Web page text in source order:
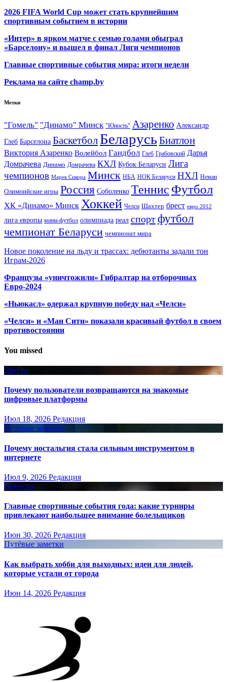
2026 FIFA World Cup может стать крупнейшим
спортивным событием в истории
«Интер» в ярком матче с семью голами обыграл
«Барселону» и вышел в финал Лиги чемпионов
Главные спортивные события мира: итоги недели
Реклама на сайте champ.by
Метки
"Гомель" "Динамо" Минск "Юность" Азаренко Александр
Глеб Барселона Баскетбол БеларусьБиатлон
Виктория Азаренко Волейбол Гандбол Глеб Грабовский Дарья
Домрачева Динамо Домрачева КХЛ Кубок Беларуси Лига
чемпионов Марек Сикора Минск НБА НОК Беларуси НХЛ Неман
Олимпийские игры Россия Соболенко Теннис Футбол
ХК «Динамо» Минск Хоккей Челси Шахтер брест евро 2012
лига европы мини-футбол олимпиада реал спортфутбол
чемпионат Беларуси чемпионат мира
Новое поколение на льду и трассах: дебютанты задали тон
Играм-2026
Французы «уничтожили» Гибралтар на отборочных
Евро-2024
«Ньюкасл» одержал крупную победу над «Челси»
«Челси» и «Ман Сити» показали красивый футбол в своем
противостоянии
You missed
Другое
Почему пользователи возвращаются на знакомые
цифровые платформы
Июл 18, 2026 Редакция
Путёвые заметки
Почему ностальгия стала сильным инструментом в
интернете
Июл 9, 2026 Редакция
Новости
Главные спортивные события года: какие турниры
привлекают наибольшее внимание болельщиков
Июн 30, 2026 Редакция
Путёвые заметки
Как выбрать хобби для выходных: идеи для людей,
которые устали от города
Июн 14, 2026 Редакция